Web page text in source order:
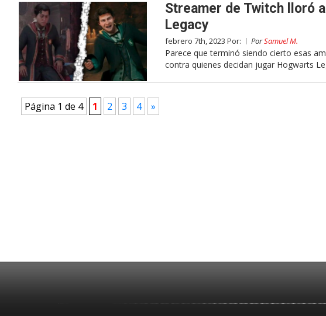
Streamer de Twitch lloró
Legacy
febrero 7th, 2023 Por: PorSamuel M.
Parece que terminó siendo cierto esas
contra quienes decidan jugar Hogwarts
Página 1 de 4 1 2 3 4 »